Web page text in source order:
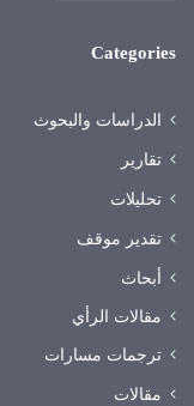
Categories
الدراسات والبحوث
تقارير
تحليلات
تقدير موقف
أبحاث
مقالات الرأي
ترجمات مسارات
مقالات